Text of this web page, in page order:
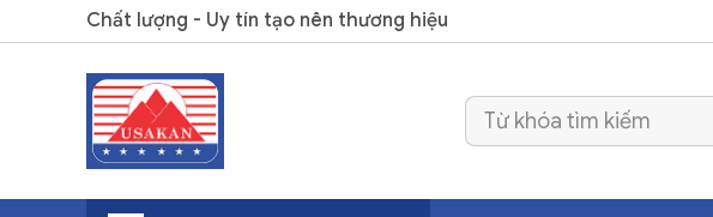
Chất lượng - Uy tín tạo nên thương hiệu